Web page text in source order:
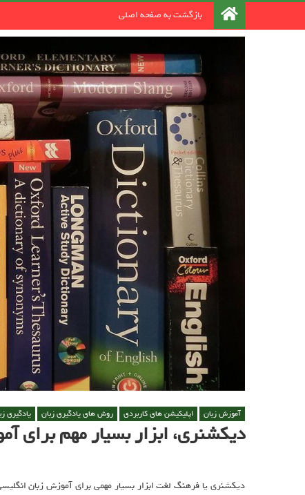
رد کردن و رفتن به مطلب بازگشت به صفحه اصلی
آموزش زبان اپلیکیشن های کاربردی روش های یادگیری زبان یادگیری
دیکشنری، ابزار بسیار مهم برای
دیکشنری یا فرهنگ لغت ابزار بسیار مهمی برای آموزش زبان